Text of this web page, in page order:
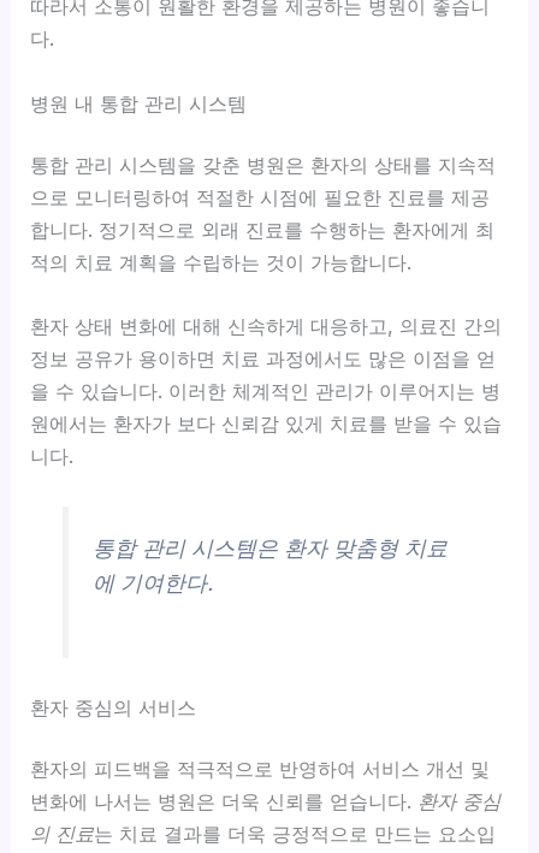
따라서 소통이 원활한 환경을 제공하는 병원이 좋습니
다.
병원 내 통합 관리 시스템
통합 관리 시스템을 갖춘 병원은 환자의 상태를 지속적
으로 모니터링하여 적절한 시점에 필요한 진료를 제공
합니다. 정기적으로 외래 진료를 수행하는 환자에게 최
적의 치료 계획을 수립하는 것이 가능합니다.
환자 상태 변화에 대해 신속하게 대응하고, 의료진 간의
정보 공유가 용이하면 치료 과정에서도 많은 이점을 얻
을 수 있습니다. 이러한 체계적인 관리가 이루어지는 병
원에서는 환자가 보다 신뢰감 있게 치료를 받을 수 있습
니다.
통합 관리 시스템은 환자 맞춤형 치료
에 기여한다.
환자 중심의 서비스
환자의 피드백을 적극적으로 반영하여 서비스 개선 및
변화에 나서는 병원은 더욱 신뢰를 얻습니다. 환자 중심
의 진료는 치료 결과를 더욱 긍정적으로 만드는 요소입